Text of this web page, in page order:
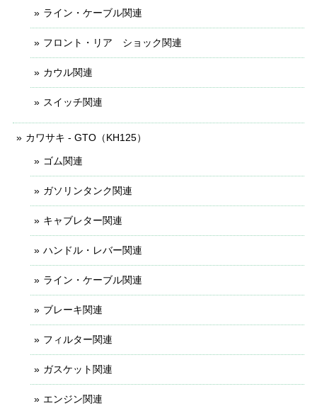
ライン・ケーブル関連
フロント・リア ショック関連
カウル関連
スイッチ関連
カワサキ - GTO（KH125）
ゴム関連
ガソリンタンク関連
キャブレター関連
ハンドル・レバー関連
ライン・ケーブル関連
ブレーキ関連
フィルター関連
ガスケット関連
エンジン関連